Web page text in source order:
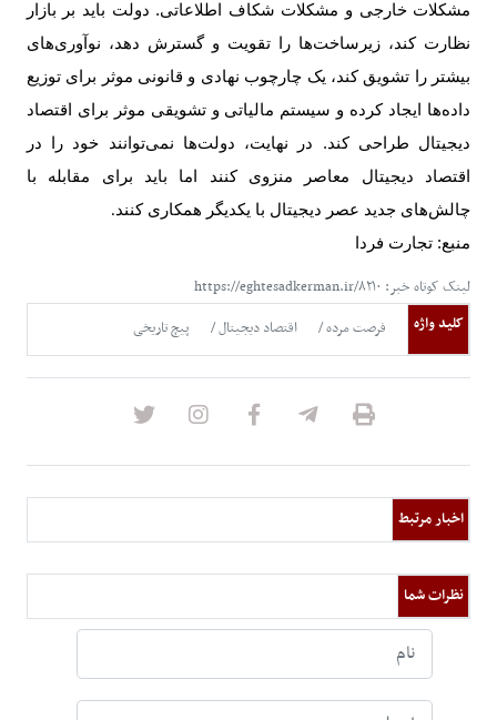
مشکلات خارجی و مشکلات شکاف اطلاعاتی. دولت باید بر بازار
نظارت کند، زیرساخت‌ها را تقویت و گسترش دهد، نوآوری‌های
بیشتر را تشویق کند، یک چارچوب نهادی و قانونی موثر برای توزیع
داده‌ها ایجاد کرده و سیستم مالیاتی و تشویقی موثر برای اقتصاد
دیجیتال طراحی کند. در نهایت، دولت‌ها نمی‌توانند خود را در
اقتصاد دیجیتال معاصر منزوی کنند اما باید برای مقابله با
چالش‌های جدید عصر دیجیتال با یکدیگر همکاری کنند.
منبع: تجارت فردا
لینک کوتاه خبر: https://eghtesadkerman.ir/۸۲۱۰
کلید واژه
فرصت مرده اقتصاد دیجیتال پیچ تاریخی
اخبار مرتبط
نظرات شما